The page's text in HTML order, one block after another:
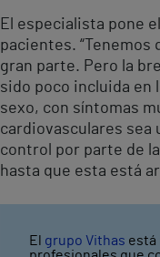
El especialista pone
pacientes.
gran parte. Pero la
sido poco incluida en
sexo, con síntomas
cardiovasculares sea
control por parte de
hasta que esta está
El grupo Vithas está